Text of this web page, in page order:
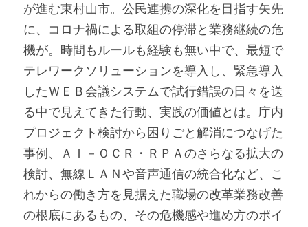
が進む東村山市。公民連携の深化を目指す矢先
に、コロナ禍による取組の停滞と業務継続の危
機が。時間もルールも経験も無い中で、最短で
テレワークソリューションを導入し、緊急導入
したＷＥＢ会議システムで試行錯誤の日々を送
る中で見えてきた行動、実践の価値とは。庁内
プロジェクト検討から困りごと解消につなげた
事例、ＡＩ－ＯＣＲ・ＲＰＡのさらなる拡大の
検討、無線ＬＡＮや音声通信の統合化など、こ
れからの働き方を見据えた職場の改革業務改善
の根底にあるもの、その危機感や進め方のポイ